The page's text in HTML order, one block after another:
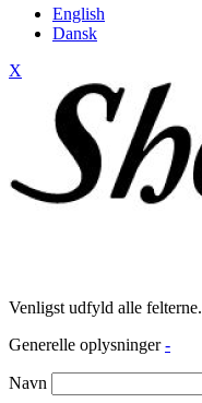
English
Dansk
X
Venligst udfyld alle felterne.
Generelle oplysninger -
Navn